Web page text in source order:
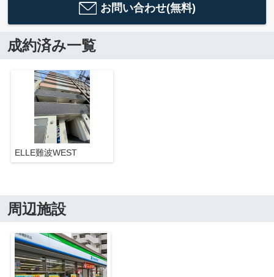
お問い合わせ(無料)
成約済み一覧
ELLE難波WEST
周辺施設